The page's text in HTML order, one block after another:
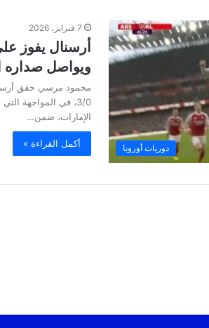
دوريات أوروبا
7 فبراير، 2026
أرسنال يفوز
ويواصل صداره
محمود مرسي حقق
3/0، في المواجهة
الإمارات، ضمن…
أكمل القراءة »